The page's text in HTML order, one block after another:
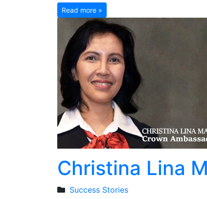
Read more »
Christina Lina
Success Stories